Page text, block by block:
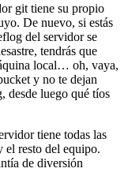
git tiene su propio
De nuevo, si estás
del servidor se
tendrás que
local… oh, vaya,
y no te dejan
desde luego qué tíos
tiene todas las
el resto del equipo.
de diversión